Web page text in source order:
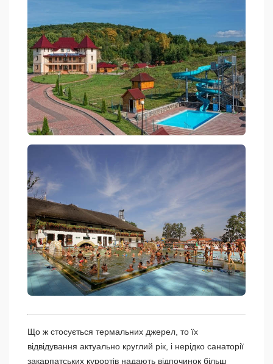
Що ж стосується термальних джерел, то їх
відвідування актуально круглий рік, і нерідко санаторії
закарпатських курортів надають відпочинок більш